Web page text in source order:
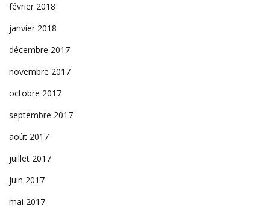
février 2018
janvier 2018
décembre 2017
novembre 2017
octobre 2017
septembre 2017
août 2017
juillet 2017
juin 2017
mai 2017